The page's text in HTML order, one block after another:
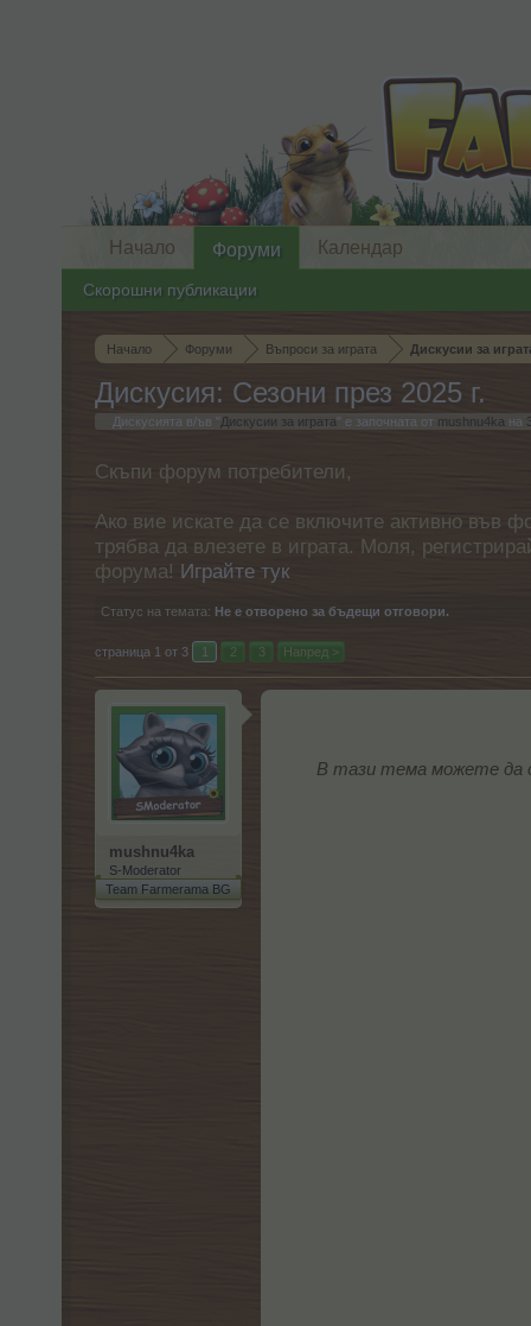
Начало Форуми Въпроси за играта Дискусии за
Дискусия: Сезони през 2025 г.
Дискусията в/ъв " Дискусии за играта " е започната от mushnu4ka на
Скъпи форум потребители,
Ако вие искате да се включите активно във
трябва да влезете в играта. Моля,
форума! Играйте тук
Статус на темата: Не е отворено за бъдещи отговори.
страница 1 от 3 1 2 3 Напред >
mushnu4ka
S-Moderator
Team Farmerama BG
В тази тема можете да
Начало Форуми
Скорошни публикации
Календар